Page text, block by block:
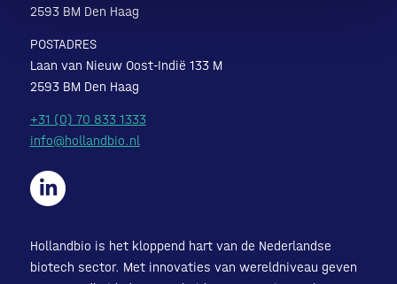
2593 BM Den Haag
POSTADRES
Laan van Nieuw Oost-Indië 133 M
2593 BM Den Haag
+31 (0) 70 833 1333
info@hollandbio.nl
Hollandbio is het kloppend hart van de Nederlandse
biotech sector. Met innovaties van wereldniveau geven